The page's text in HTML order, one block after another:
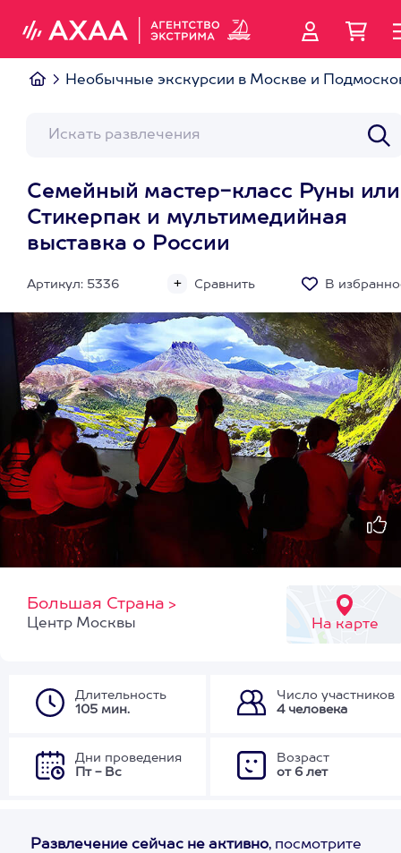
Необычные экскурсии в Москве и
Семейный мастер-класс Руны или
Стикерпак и мультимедийная
выставка о России
Артикул: 5336 Сравнить В
Большая Страна >
На карте
Центр Москвы
Длительность
105 мин.
Число участников
4 человека
Дни проведения
Пт - Вс
Возраст
от 6 лет
Развлечение сейчас не активно, посмотрите